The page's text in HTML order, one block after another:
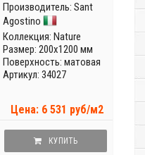
Производитель: Sant
Agostino
Коллекция: Nature
Размер: 200x1200 мм
Поверхность: матовая
Артикул: 34027
Цена: 6 531 руб/м2
КУПИТЬ